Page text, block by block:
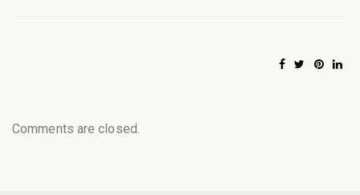
Comments are closed.